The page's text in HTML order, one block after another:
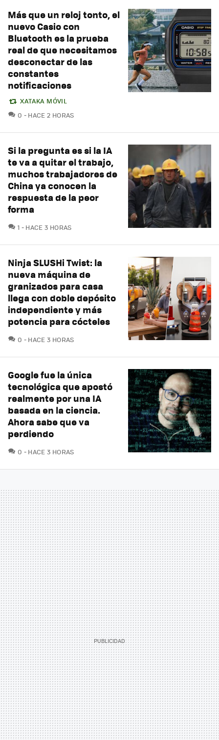
Más que un reloj tonto, el
nuevo Casio con
Bluetooth es la prueba
real de que necesitamos
desconectar de las
constantes
notificaciones
XATAKA MÓVIL
0 COMENTARIOS
HACE 2 HORAS
Si la pregunta es si la IA
te va a quitar el trabajo,
muchos trabajadores de
China ya conocen la
respuesta de la peor
forma
1 COMENTARIOS
HACE 3 HORAS
Ninja SLUSHi Twist: la
nueva máquina de
granizados para casa
llega con doble depósito
independiente y más
potencia para cócteles
0 COMENTARIOS
HACE 3 HORAS
Google fue la única
tecnológica que apostó
realmente por una IA
basada en la ciencia.
Ahora sabe que va
perdiendo
0 COMENTARIOS
HACE 3 HORAS